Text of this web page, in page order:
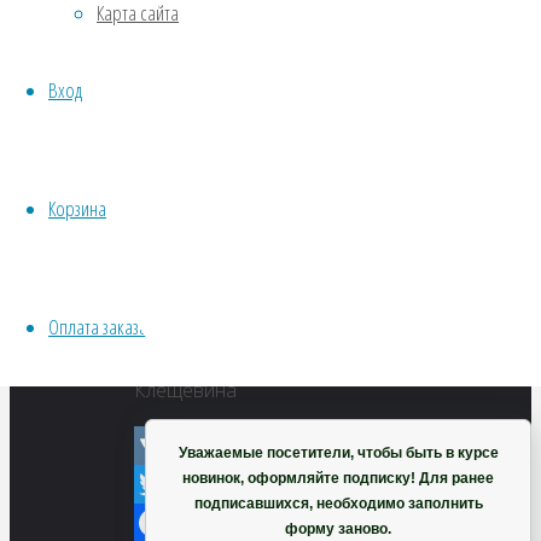
Карта сайта
Вход
Корзина
Оплата заказаWhatsApp
Клещевина
VK
Twitter
Хвойники
ИНСТРУМЕНТЫ, ОБОРУДОВАНИЕ
Уважаемые посетители, чтобы быть в курсе
новинок, оформляйте подписку! Для ранее
подписавшихся, необходимо заполнить
форму заново.